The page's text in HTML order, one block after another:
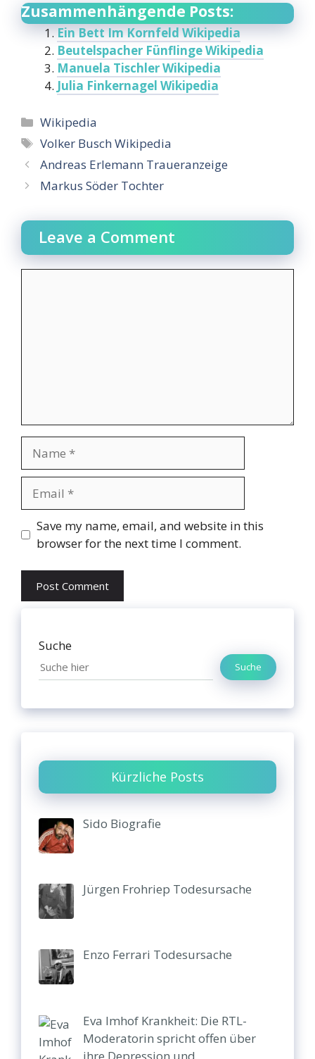
Zusammenhängende Posts:
Ein Bett Im Kornfeld Wikipedia
Beutelspacher Fünflinge Wikipedia
Manuela Tischler Wikipedia
Julia Finkernagel Wikipedia
Categories
Wikipedia
Tags
Volker Busch Wikipedia
Andreas Erlemann Traueranzeige
Markus Söder Tochter
Leave a Comment
Website
Save my name, email, and website in this
browser for the next time I comment.
Suche
Suche
Kürzliche Posts
Sido Biografie
Jürgen Frohriep Todesursache
Enzo Ferrari Todesursache
Eva Imhof Krankheit: Die RTL-
Moderatorin spricht offen über
ihre Depression und